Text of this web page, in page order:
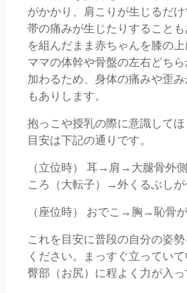
がかかり、肩こりが生じるだ
帯の痛みが生じたりすること
を組んだまま赤ちゃんを膝の
ママの体幹や骨盤の左右どち
加わるため、身体の痛みや歪
もありします。
抱っこや授乳の際に意識して
目安は下記の通りです。
（立位時） 耳→肩→大腿骨外
ころ（大転子）→外くるぶしが
（座位時） おでこ→胸→恥骨
これを目安に普段の自分の姿
ください。まっすぐ立ってい
臀部（お尻）に程よく力が入っ